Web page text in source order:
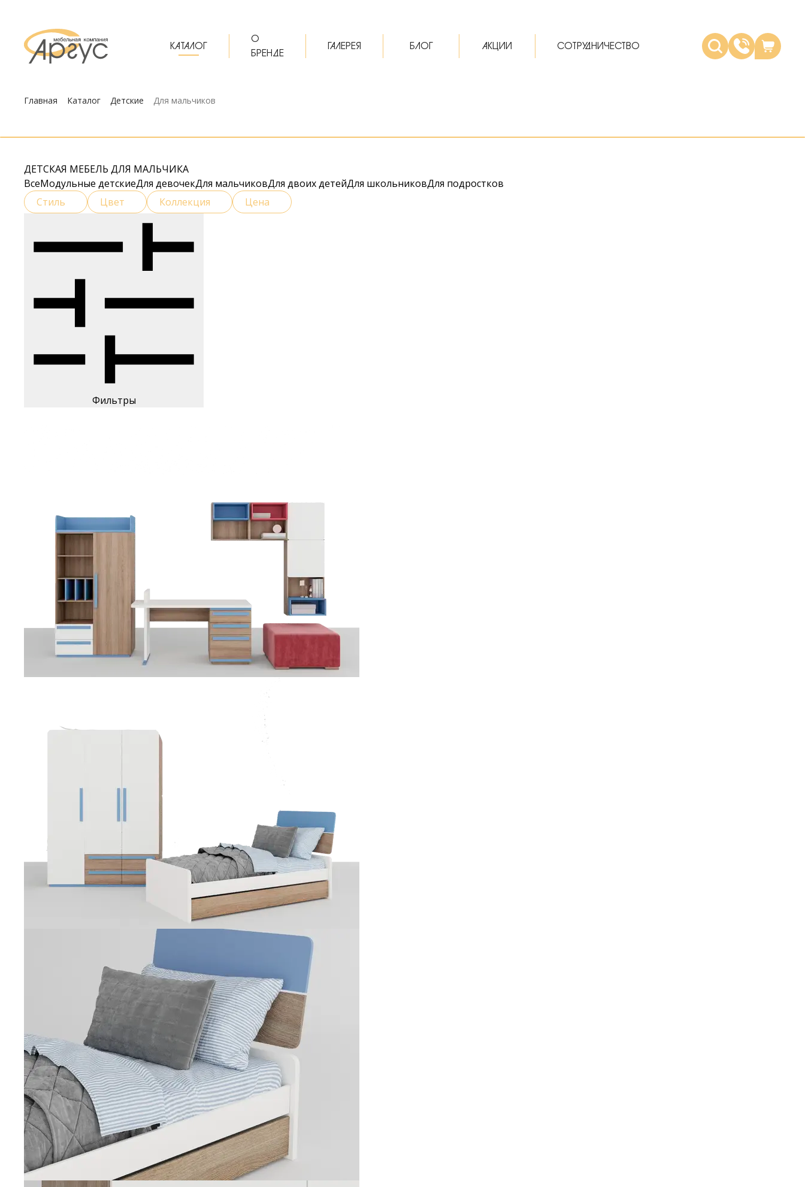
КАТАЛОГ
О
БРЕНДЕ
ГАЛЕРЕЯ БЛОГ АКЦИИ СОТРУДНИЧЕСТВО
Главная Каталог Детские Для мальчиков
ДЕТСКАЯ МЕБЕЛЬ ДЛЯ МАЛЬЧИКА
ВсеМодульные детскиеДля девочекДля мальчиковДля двоих детейДля школьниковДля подростков
Стиль
Цвет Коллекция Цена
Фильтры